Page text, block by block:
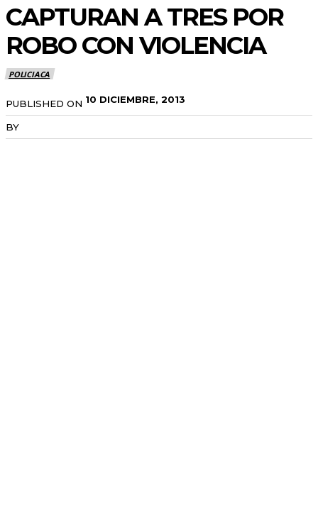
CAPTURAN A TRES POR
ROBO CON VIOLENCIA
POLICIACA
PUBLISHED ON 10 DICIEMBRE, 2013
BY